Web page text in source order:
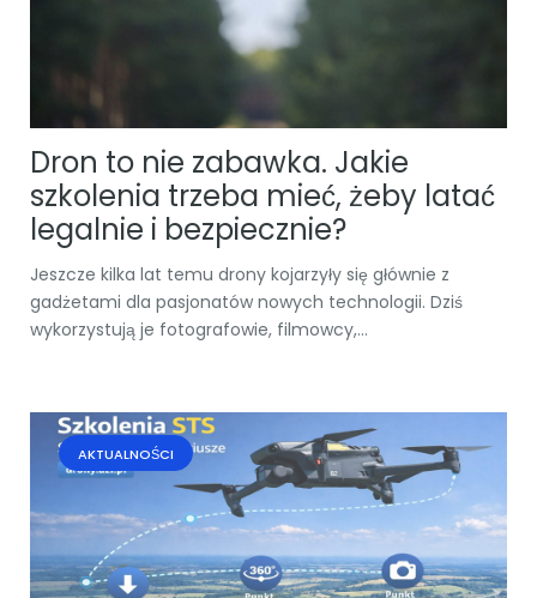
Dron to nie zabawka. Jakie
szkolenia trzeba mieć, żeby latać
legalnie i bezpiecznie?
Jeszcze kilka lat temu drony kojarzyły się głównie z
gadżetami dla pasjonatów nowych technologii. Dziś
wykorzystują je fotografowie, filmowcy,...
AKTUALNOŚCI